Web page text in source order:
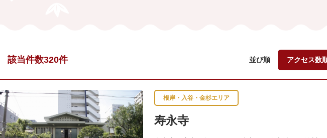
該当件数320件 並び順 アクセス数
根岸・入谷・金杉エリア
寿永寺